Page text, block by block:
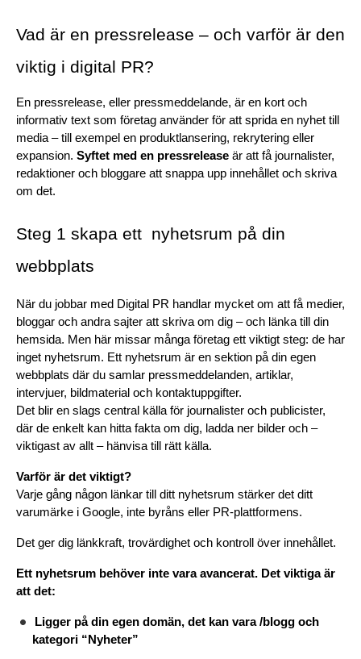
Vad är en pressrelease – och varför är den
viktig i digital PR?
En pressrelease, eller pressmeddelande, är en kort och
informativ text som företag använder för att sprida en nyhet till
media – till exempel en produktlansering, rekrytering eller
expansion. Syftet med en pressrelease är att få journalister,
redaktioner och bloggare att snappa upp innehållet och skriva
om det.
Steg 1 skapa ett  nyhetsrum på din
webbplats
När du jobbar med Digital PR handlar mycket om att få medier,
bloggar och andra sajter att skriva om dig – och länka till din
hemsida. Men här missar många företag ett viktigt steg: de har
inget nyhetsrum. Ett nyhetsrum är en sektion på din egen
webbplats där du samlar pressmeddelanden, artiklar,
intervjuer, bildmaterial och kontaktuppgifter.
Det blir en slags central källa för journalister och publicister,
där de enkelt kan hitta fakta om dig, ladda ner bilder och –
viktigast av allt – hänvisa till rätt källa.
Varför är det viktigt?
Varje gång någon länkar till ditt nyhetsrum stärker det ditt
varumärke i Google, inte byråns eller PR-plattformens.
Det ger dig länkkraft, trovärdighet och kontroll över innehållet.
Ett nyhetsrum behöver inte vara avancerat. Det viktiga är
att det:
Ligger på din egen domän, det kan vara /blogg och
kategori “Nyheter”